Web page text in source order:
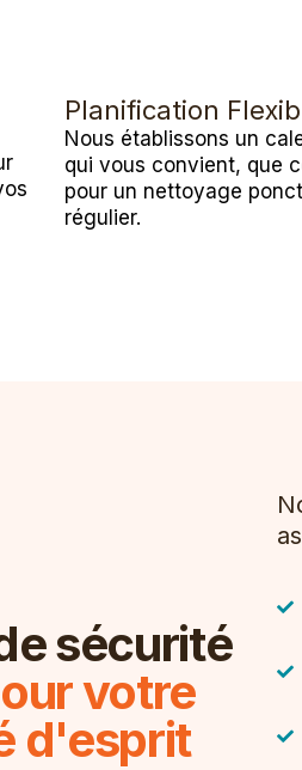
Planification
Nous établissons un
qui vous convient, que
pour un nettoyage
régulier.
sécurité
votre
d'esprit